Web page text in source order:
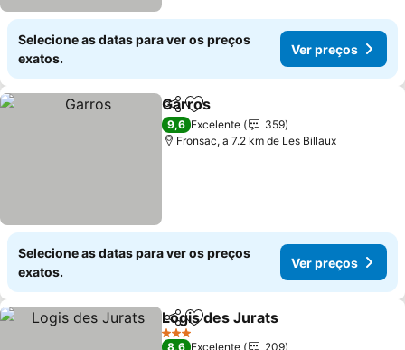
Selecione as datas para ver os preços
exatos.
Ver preços
PartilharAdicionar aos favoritos
Garros
9,6 Excelente
359
Fronsac, a 7.2 km de Les Billaux
Selecione as datas para ver os preços
exatos.
Ver preços
PartilharAdicionar aos favoritos
Logis des Jurats
3 Estrelas
8,6 Excelente 209